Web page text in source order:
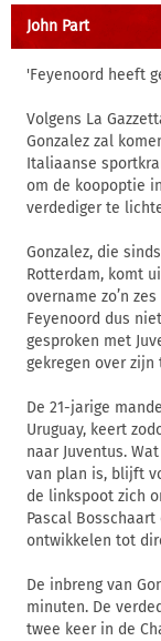
John Part
'Feyenoord heeft
Volgens La
Gonzalez zal
Italiaanse
om de koopoptie
verdediger te
Gonzalez, die
Rotterdam, komt
overname zo’n
Feyenoord dus
gesproken met
gekregen over
De 21-jarige
Uruguay, keert
naar Juventus.
van plan is, blijft
de linkspoot zich
Pascal
ontwikkelen tot
De inbreng van
minuten. De
twee keer in de